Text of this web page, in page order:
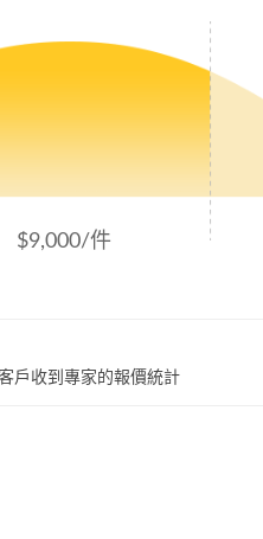
$9,000/件
戶收到專家的報價統計